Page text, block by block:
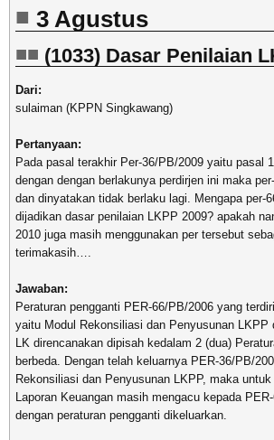
3 Agustus
(1033) Dasar Penilaian
Dari:
sulaiman (KPPN Singkawang)
Pertanyaan:
Pada pasal terakhir Per-36/PB/2009 yaitu pasal
dengan dengan berlakunya perdirjen ini maka
dan dinyatakan tidak berlaku lagi. Mengapa per-
dijadikan dasar penilaian LKPP 2009? apakah
2010 juga masih menggunakan per tersebut
terimakasih….
Jawaban:
Peraturan pengganti PER-66/PB/2006 yang
yaitu Modul Rekonsiliasi dan Penyusunan LKPP
LK direncanakan dipisah kedalam 2 (dua)
berbeda. Dengan telah keluarnya PER-36/PB/
Rekonsiliasi dan Penyusunan LKPP, maka
Laporan Keuangan masih mengacu kepada
dengan peraturan pengganti dikeluarkan.